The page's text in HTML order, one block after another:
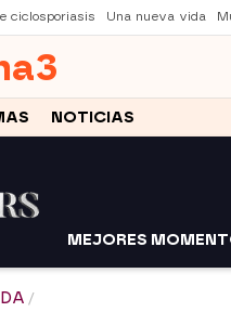
ciclosporiasis Una nueva vida
3
NOTICIAS
MEJORES